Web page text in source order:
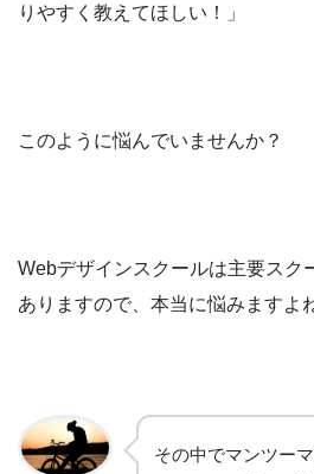
りやすく教えてほしい！」
このように悩んでいませんか？
Webデザインスクールは主要スク
ありますので、本当に悩みますよ
その中でマンツー